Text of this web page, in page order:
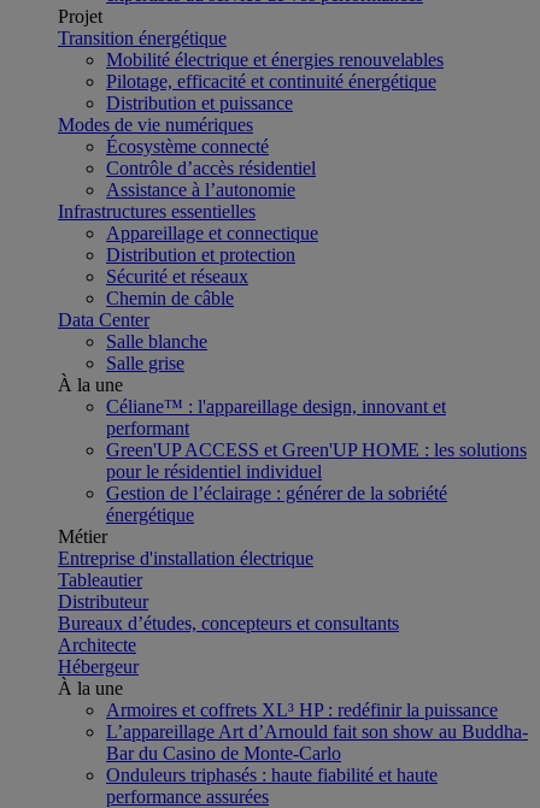
Projet
Transition énergétique
Mobilité électrique et énergies renouvelables
Pilotage, efficacité et continuité énergétique
Distribution et puissance
Modes de vie numériques
Écosystème connecté
Contrôle d’accès résidentiel
Assistance à l’autonomie
Infrastructures essentielles
Appareillage et connectique
Distribution et protection
Sécurité et réseaux
Chemin de câble
Data Center
Salle blanche
Salle grise
À la une
Céliane™ : l'appareillage design, innovant et
performant
Green'UP ACCESS et Green'UP HOME : les solutions
pour le résidentiel individuel
Gestion de l’éclairage : générer de la sobriété
énergétique
Métier
Entreprise d'installation électrique
Tableautier
Distributeur
Bureaux d’études, concepteurs et consultants
Architecte
Hébergeur
À la une
Armoires et coffrets XL³ HP : redéfinir la puissance
L’appareillage Art d’Arnould fait son show au Buddha-
Bar du Casino de Monte-Carlo
Onduleurs triphasés : haute fiabilité et haute
performance assurées